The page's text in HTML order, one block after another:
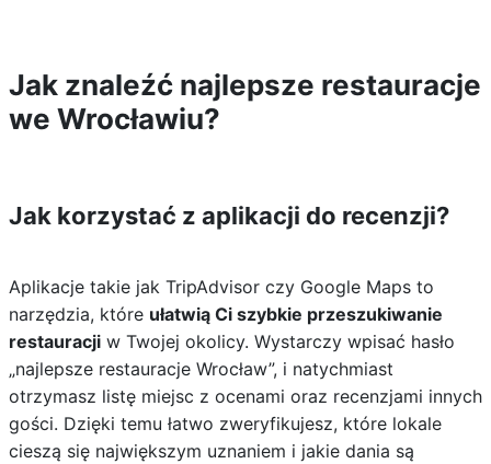
Jak znaleźć najlepsze restauracje
we Wrocławiu?
Jak korzystać z aplikacji do recenzji?
Aplikacje takie jak TripAdvisor czy Google Maps to
narzędzia, które ułatwią Ci szybkie przeszukiwanie
restauracjiw Twojej okolicy. Wystarczy wpisać hasło
„najlepsze restauracje Wrocław”, i natychmiast
otrzymasz listę miejsc z ocenami oraz recenzjami innych
gości. Dzięki temu łatwo zweryfikujesz, które lokale
cieszą się największym uznaniem i jakie dania są